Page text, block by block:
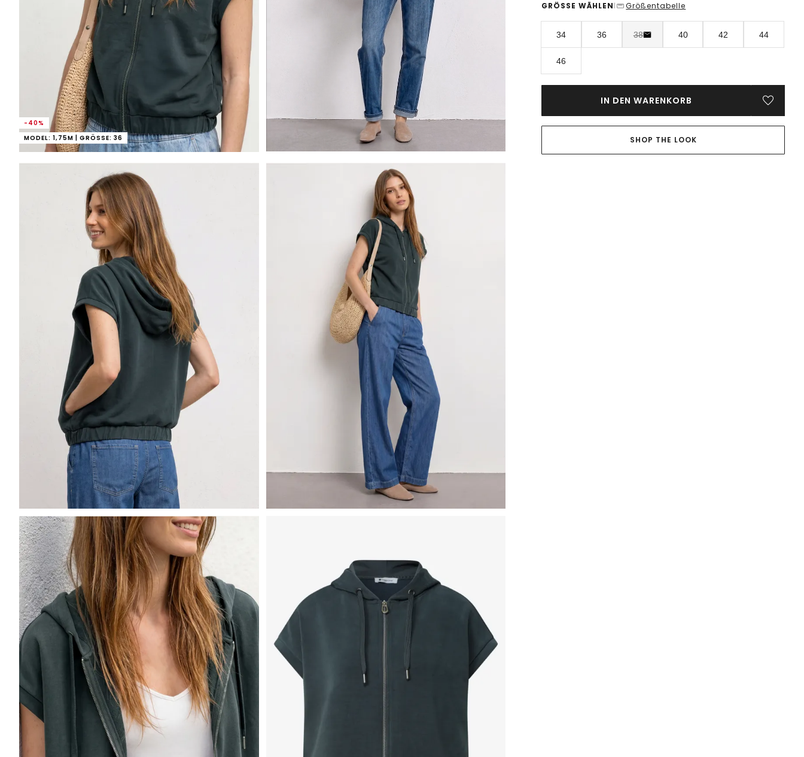
-40%
MODEL: 1,75M | GRÖSSE: 36
GRÖSSE WÄHLEN | Größentabelle
34 36 38 40 42 44
46
IN DEN WARENKORB
SHOP THE LOOK